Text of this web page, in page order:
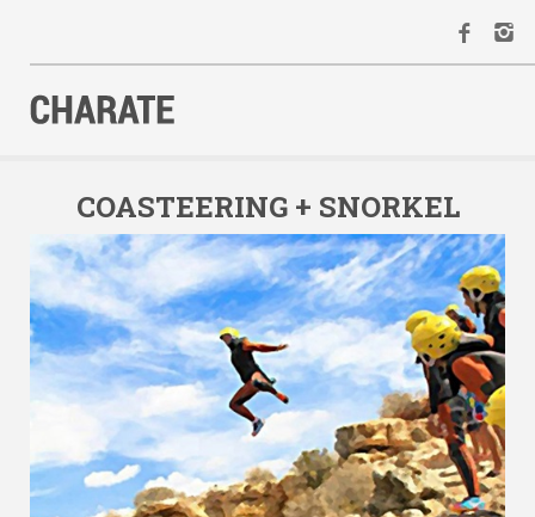
AGENDA
ACTIVIDADES
ALQUILER
EQUIPO
CONTACTO
COASTEERING + SNORKEL